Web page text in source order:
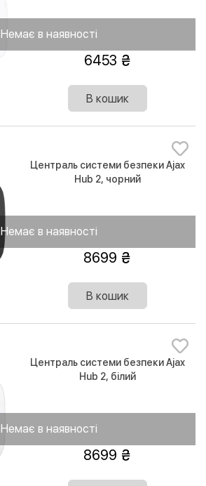
Немає в наявності
6453
В кошик
Немає в наявності
Централь системи безпеки Ajax
Hub 2, чорний
8699
В кошик
Немає в наявності
Централь системи безпеки Ajax
Hub 2, білий
8699